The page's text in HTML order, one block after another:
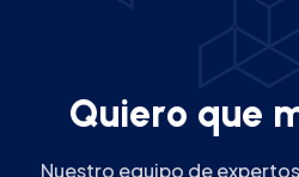
Quiero que
Nuestro equipo de